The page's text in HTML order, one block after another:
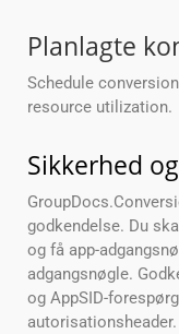
Planlagte
Schedule
resource utilization.
Sikkerhed
godkendelse. Du
og få app-
adgangsnøgle.
og AppSID-
autorisationsheader.